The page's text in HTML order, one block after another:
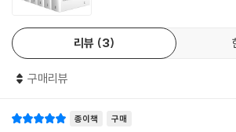
014년), 뤼시스/라케스/카르미데스-초기 대화편
016년에는 『플라톤의 다섯 대화편-테아이테토
크리티아스/파르메니데스』를 펴내고, 한 해가 저물
면서 분량만이 아니라 내용에서도 『국가』와 비교
모으기 시작했다. 플라톤이 저술했다고 알려진 대
리뷰 3
구매리뷰
종이책 구매